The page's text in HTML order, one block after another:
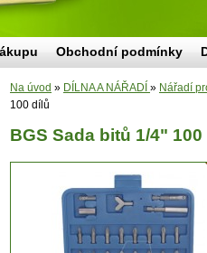
Na úvod » DÍLNA A NÁŘADÍ » Nářadí
100 dílů
BGS Sada bitů 1/4"
Obchodní podmínky